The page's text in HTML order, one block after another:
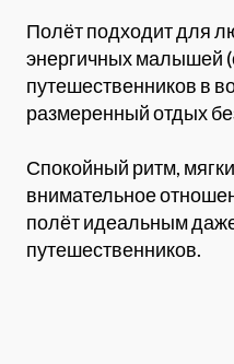
Полёт подходит для
энергичных малышей
путешественников в
размеренный отдых
Спокойный ритм,
внимательное
полёт идеальным
путешественников.